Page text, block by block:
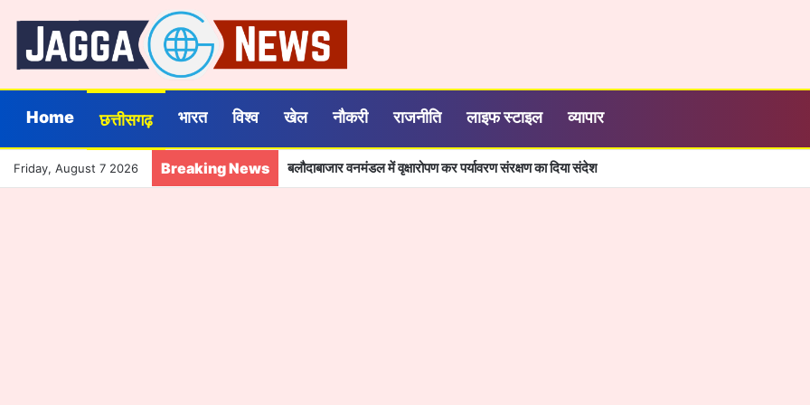
Home छत्तीसगढ़ भारत विश्व खेल नौकरी राजनीति लाइफ स्टाइल व्यापार
Friday, August 7 2026 Breaking News बलौदाबाजार वनमंडल में वृक्षारोपण कर पर्यावरण संरक्षण का दिया संदेश